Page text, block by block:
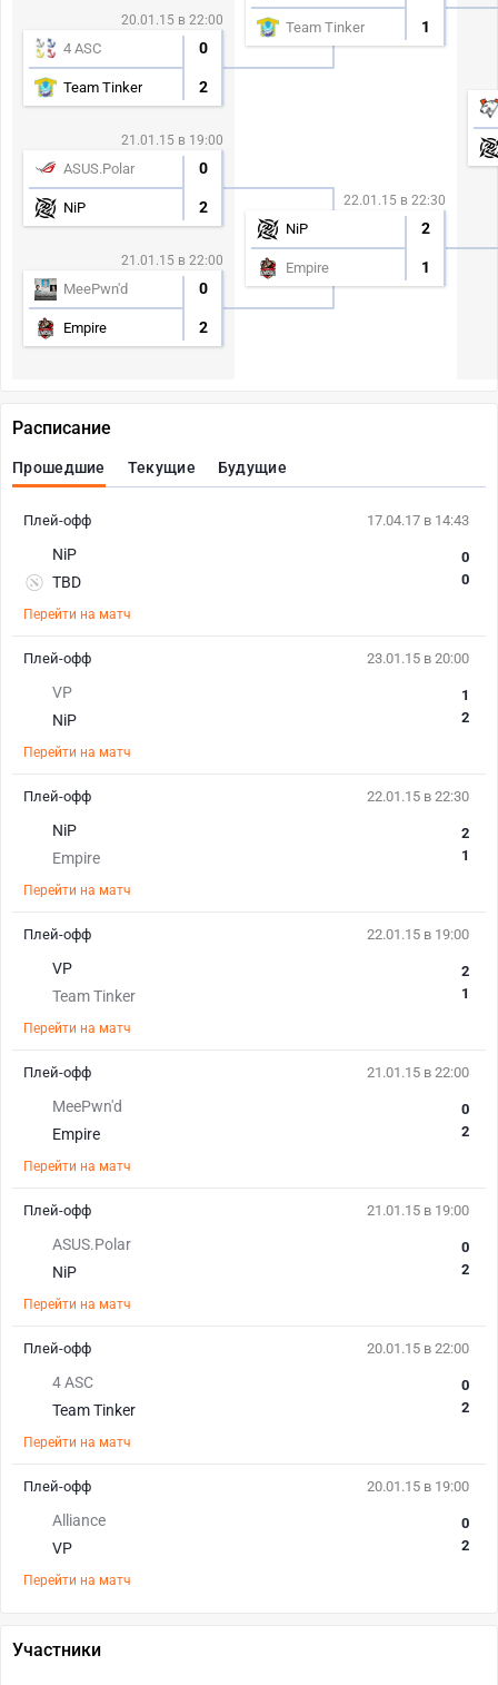
20.01.15 в 22:00
4 ASC 0
Team Tinker 2
21.01.15 в 19:00
ASUS.Polar 0
NiP 2
21.01.15 в 22:00
MeePwn'd 0
Empire 2
Team Tinker 1
22.01.15 в 22:30
NiP 2
Empire 1
Расписание
Прошедшие Текущие Будущие
17.04.17 в 14:43
NiP
TBD
0
0
Перейти на матч
Плей-офф
23.01.15 в 20:00
VP
NiP
1
2
Перейти на матч
Плей-офф
22.01.15 в 22:30
NiP
Empire
2
1
Перейти на матч
Плей-офф
22.01.15 в 19:00
VP
Team Tinker
2
1
Перейти на матч
Плей-офф
21.01.15 в 22:00
MeePwn'd
Empire
0
2
Перейти на матч
Плей-офф
21.01.15 в 19:00
ASUS.Polar
NiP
0
2
Перейти на матч
Плей-офф
20.01.15 в 22:00
4 ASC
Team Tinker
0
2
Перейти на матч
Плей-офф
20.01.15 в 19:00
Alliance
VP
0
2
Перейти на матч
Плей-офф
Участники